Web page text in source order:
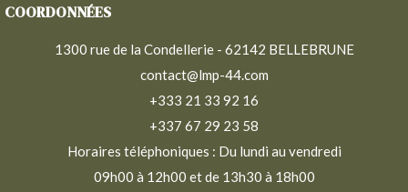
COORDONNÉES
1300 rue de la Condellerie - 62142 BELLEBRUNE
contact@lmp-44.com
+333 21 33 92 16
+337 67 29 23 58
Horaires téléphoniques : Du lundi au vendredi
09h00 à 12h00 et de 13h30 à 18h00